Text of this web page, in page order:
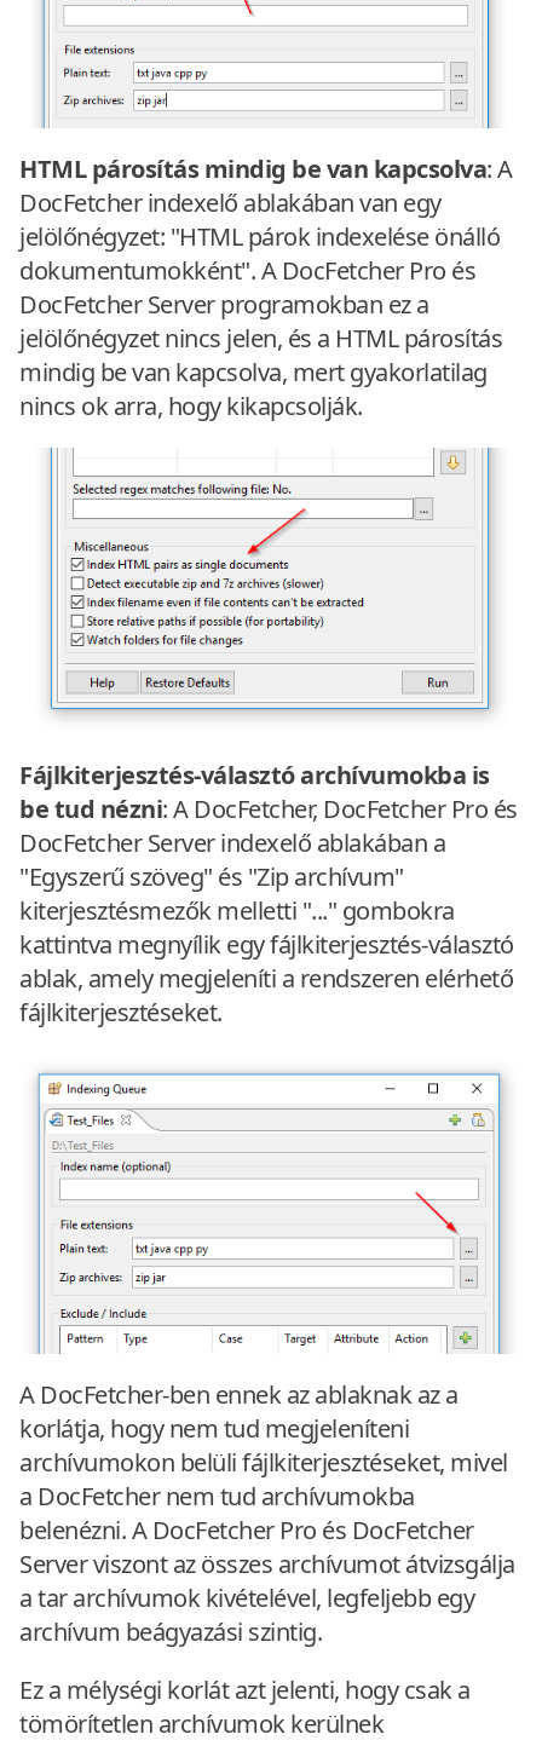
HTML párosítás mindig be van kapcsolva: A
DocFetcher indexelő ablakában van egy
jelölőnégyzet: "HTML párok indexelése önálló
dokumentumokként". A DocFetcher Pro és
DocFetcher Server programokban ez a
jelölőnégyzet nincs jelen, és a HTML párosítás
mindig be van kapcsolva, mert gyakorlatilag
nincs ok arra, hogy kikapcsolják.
Fájlkiterjesztés-választó archívumokba is
be tud nézni: A DocFetcher, DocFetcher Pro és
DocFetcher Server indexelő ablakában a
"Egyszerű szöveg" és "Zip archívum"
kiterjesztésmezők melletti "..." gombokra
kattintva megnyílik egy fájlkiterjesztés-választó
ablak, amely megjeleníti a rendszeren elérhető
fájlkiterjesztéseket.
A DocFetcher-ben ennek az ablaknak az a
korlátja, hogy nem tud megjeleníteni
archívumokon belüli fájlkiterjesztéseket, mivel
a DocFetcher nem tud archívumokba
belenézni. A DocFetcher Pro és DocFetcher
Server viszont az összes archívumot átvizsgálja
a tar archívumok kivételével, legfeljebb egy
archívum beágyazási szintig.
Ez a mélységi korlát azt jelenti, hogy csak a
tömörítetlen archívumok kerülnek